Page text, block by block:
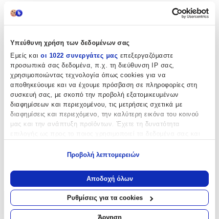
Υπεύθυνη χρήση των δεδομένων σας
Εμείς και οι 1022 συνεργάτες μας επεξεργαζόμαστε
προσωπικά σας δεδομένα, π.χ. τη διεύθυνση IP σας,
χρησιμοποιώντας τεχνολογία όπως cookies για να
αποθηκεύουμε και να έχουμε πρόσβαση σε πληροφορίες στη
συσκευή σας, με σκοπό την προβολή εξατομικευμένων
διαφημίσεων και περιεχομένου, τις μετρήσεις σχετικά με
διαφημίσεις και περιεχόμενο, την καλύτερη εικόνα του κοινού
μας και την ανάπτυξη προϊόντων. Έχετε τη δυνατότητα
Να συλλέξουμε πληροφορίες σχετικά με τη γεωγραφική
σας τοποθεσία, οι οποίες μπορεί να είναι ακριβείς σε
απόσταση μερικών μέτρων
Να αναγνωρίσουμε τη συσκευή σας σαρώνοντας ενεργά
για συγκεκριμένα χαρακτηριστικά (δακτυλικό αποτύπωμα)
Προβολή λεπτομερειών
Αποδοχή όλων
Ρυθμίσεις για τα cookies
Άρνηση
Χαρακτηριστικά
Τύπος:
Μπρελόκ
με Led:
Όχι
Χειροποίητο:
Όχι
Κατασκευαστής:
Χαρακτηριστικά